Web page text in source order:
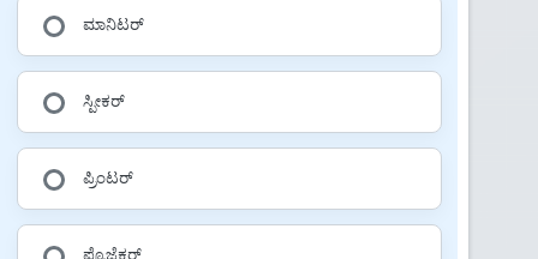
ಮಾನಿಟರ್
ಸ್ಪೀಕರ್
ಪ್ರಿಂಟರ್
ಪ್ರೊಜೆಕ್ಟರ್